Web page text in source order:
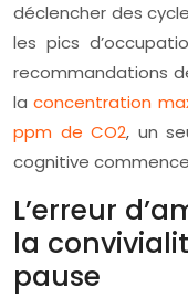
déclencher des
les pics
recommandations
laconcentration
ppm de CO2, un
cognitive
L’erreur
la
pause